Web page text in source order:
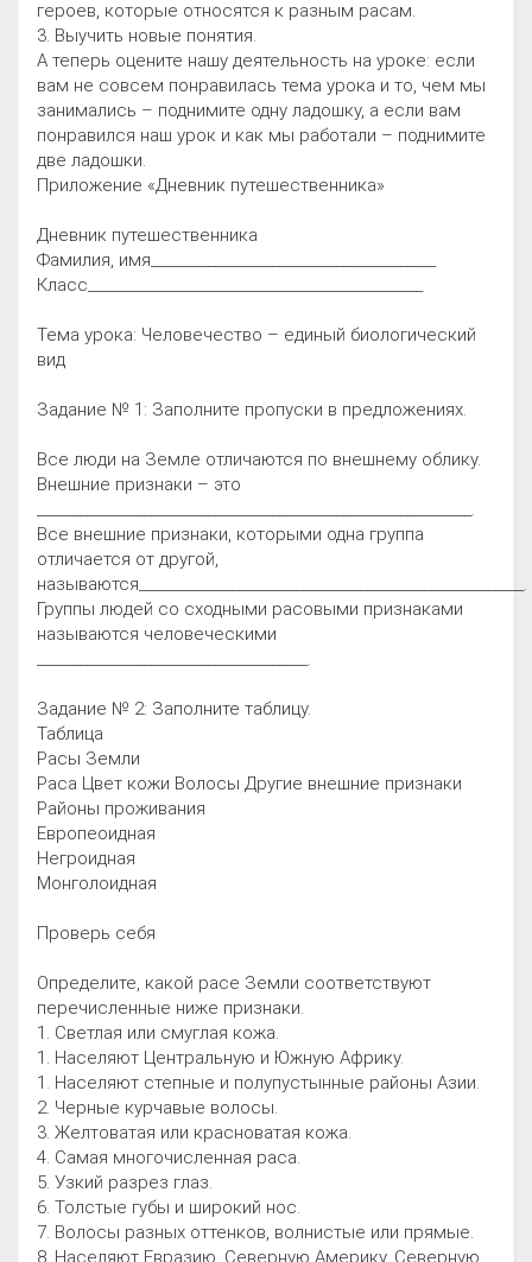
героев, которые относятся к разным расам.
3. Выучить новые понятия.
А теперь оцените нашу деятельность на уроке: если
вам не совсем понравилась тема урока и то, чем мы
занимались – поднимите одну ладошку, а если вам
понравился наш урок и как мы работали – поднимите
две ладошки.
Приложение «Дневник путешественника»
Дневник путешественника
Фамилия, имя________________________________________
Класс_______________________________________________
Тема урока: Человечество – единый биологический
вид
Задание № 1: Заполните пропуски в предложениях.
Все люди на Земле отличаются по внешнему облику.
Внешние признаки – это
Все внешние признаки, которыми одна группа
отличается от другой,
называются______________________________________________________.
Группы людей со сходными расовыми признаками
называются человеческими
Задание № 2: Заполните таблицу.
Таблица
Расы Земли
Раса Цвет кожи Волосы Другие внешние признаки
Районы проживания
Европеоидная
Негроидная
Монголоидная
Проверь себя
Определите, какой расе Земли соответствуют
перечисленные ниже признаки.
1. Светлая или смуглая кожа.
1. Населяют Центральную и Южную Африку.
1. Населяют степные и полупустынные районы Азии.
2. Черные курчавые волосы.
3. Желтоватая или красноватая кожа.
4. Самая многочисленная раса.
5. Узкий разрез глаз.
6. Толстые губы и широкий нос.
7. Волосы разных оттенков, волнистые или прямые.
8. Населяют Евразию, Северную Америку, Северную